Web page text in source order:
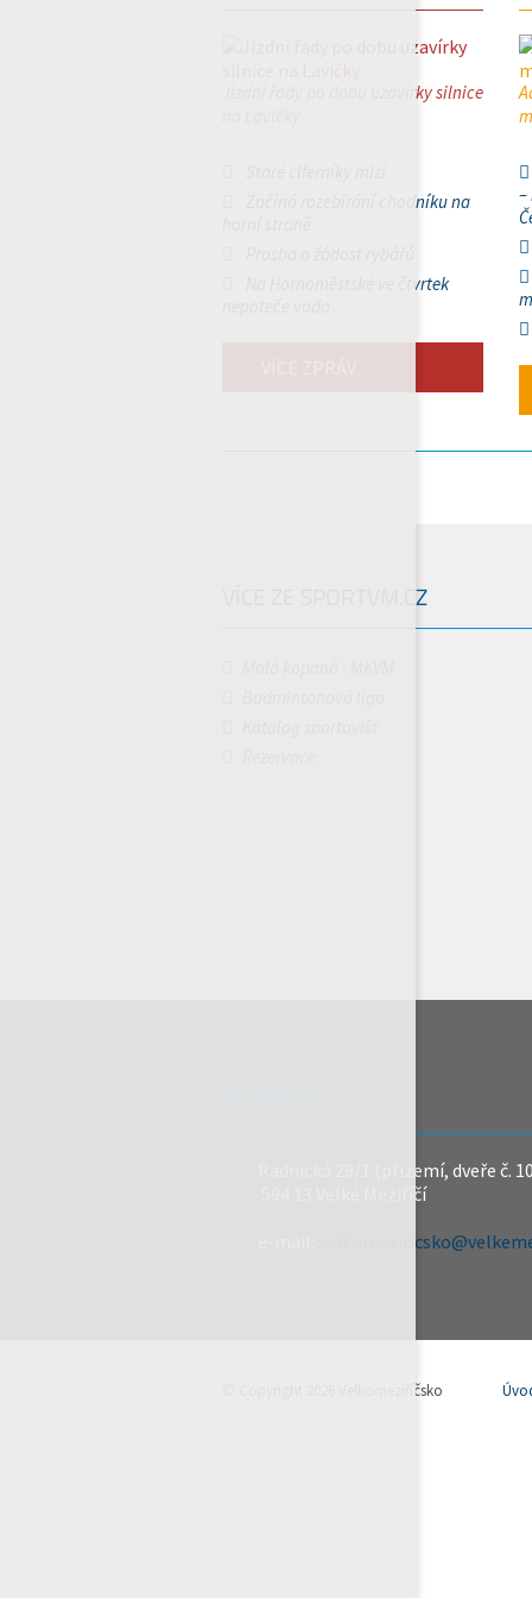
Jízdní řady po dobu uzavírky silnice
Začíná rozebírání chodníku na
Na Hornoměstské ve čtvrtek
–
VÍCE ZE SPORTVM.CZ
Radnická 29/1 (přízemí, dveře č.
594 13 Velké Meziříčí
© Copyright 2026 Velkomeziříčsko